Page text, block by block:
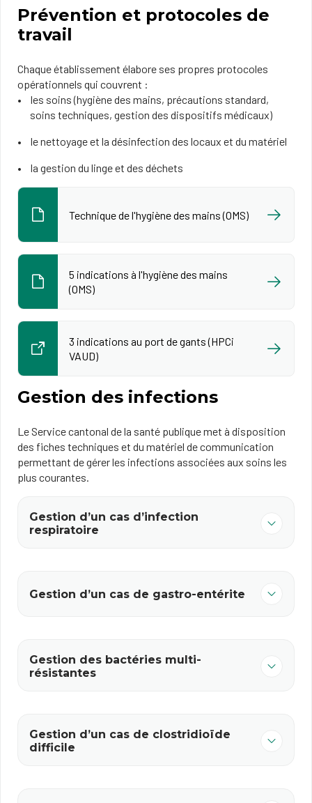
Prévention et protocoles de
travail
Chaque établissement élabore ses propres protocoles
opérationnels qui couvrent :
les soins (hygiène des mains, précautions standard,
soins techniques, gestion des dispositifs médicaux)
le nettoyage et la désinfection des locaux et du matériel
la gestion du linge et des déchets
Technique de l'hygiène des mains (OMS)
5 indications à l'hygiène des mains
(OMS)
3 indications au port de gants (HPCi
VAUD)
Gestion des infections
Le Service cantonal de la santé publique met à disposition
des fiches techniques et du matériel de communication
permettant de gérer les infections associées aux soins les
plus courantes.
Gestion d’un cas d’infection
respiratoire
Gestion d’un cas de gastro-entérite
Gestion des bactéries multi-
résistantes
Gestion d’un cas de clostridioïde
difficile